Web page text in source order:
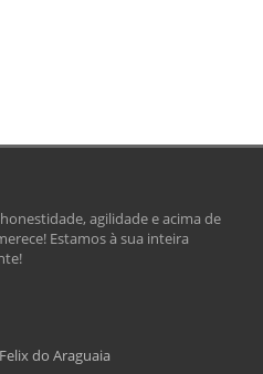
agilidade e acima de
Estamos à sua inteira
do Araguaia